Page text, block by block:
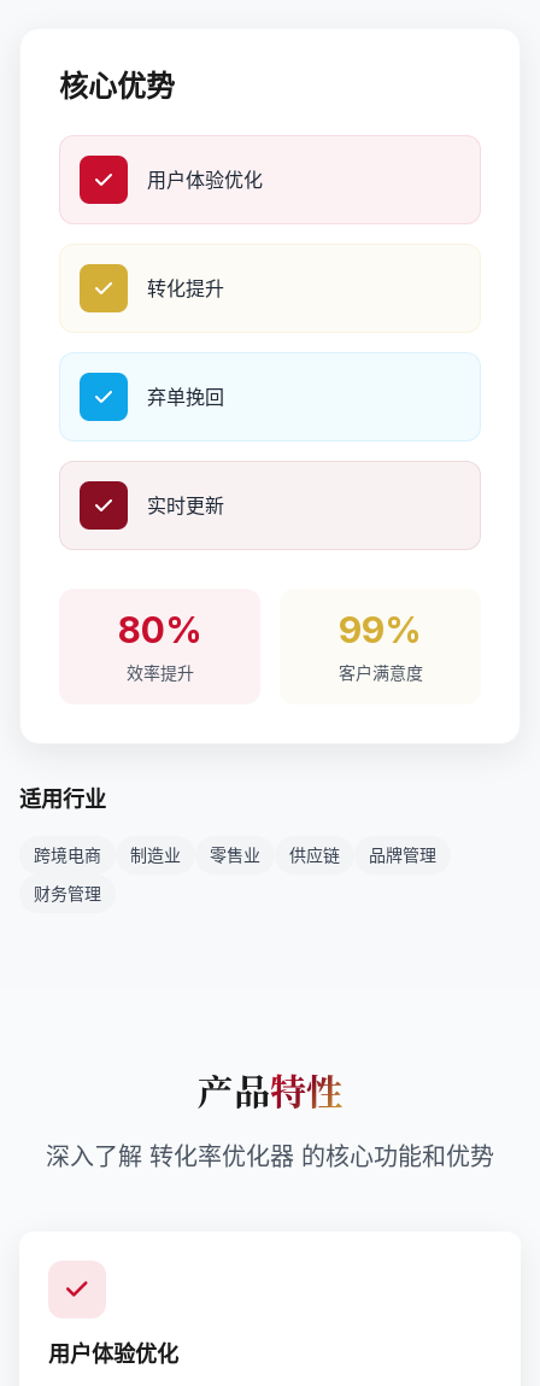
核心优势
用户体验优化
转化提升
弃单挽回
实时更新
80%
效率提升
99%
客户满意度
适用行业
跨境电商 制造业 零售业 供应链
品牌管理
财务管理
产品特性
深入了解 转化率优化器 的核心功能和优势
用户体验优化